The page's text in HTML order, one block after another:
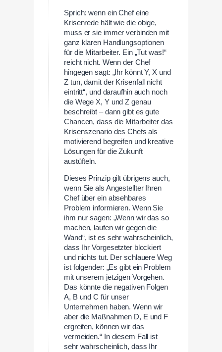
Sprich: wenn ein Chef eine
Krisenrede hält wie die obige,
muss er sie immer verbinden mit
ganz klaren Handlungsoptionen
für die Mitarbeiter. Ein „Tut was!“
reicht nicht. Wenn der Chef
hingegen sagt: „Ihr könnt Y, X und
Z tun, damit der Krisenfall nicht
eintritt“, und daraufhin auch noch
die Wege X, Y und Z genau
beschreibt – dann gibt es gute
Chancen, dass die Mitarbeiter das
Krisenszenario des Chefs als
motivierend begreifen und kreative
Lösungen für die Zukunft
austüfteln.
Dieses Prinzip gilt übrigens auch,
wenn Sie als Angestellter Ihren
Chef über ein absehbares
Problem informieren. Wenn Sie
ihm nur sagen: „Wenn wir das so
machen, laufen wir gegen die
Wand“, ist es sehr wahrscheinlich,
dass Ihr Vorgesetzter blockiert
und nichts tut. Der schlauere Weg
ist folgender: „Es gibt ein Problem
mit unserem jetzigen Vorgehen.
Das könnte die negativen Folgen
A, B und C für unser
Unternehmen haben. Wenn wir
aber die Maßnahmen D, E und F
ergreifen, können wir das
vermeiden.“ In diesem Fall ist
sehr wahrscheinlich, dass Ihr